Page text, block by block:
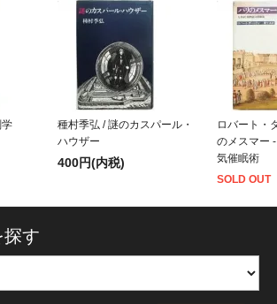
種村季弘 / 謎のカスパール・
ハウザー
400円(内税)
ロバート・
のメスマー
気催眠術
SOLD OUT
探す